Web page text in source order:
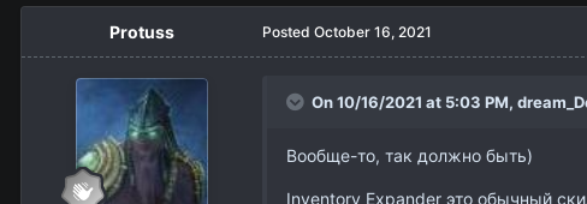
Protuss Posted October 16, 2021
On 10/16/2021 at 5:03 PM,
Вообще-то, так должно быть)
Inventory Expander это обычный